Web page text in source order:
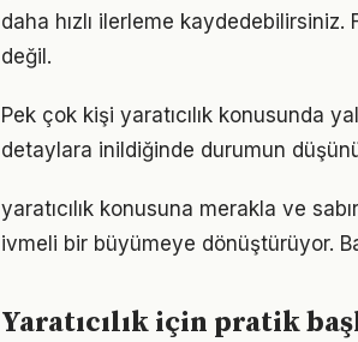
daha hızlı ilerleme
değil.
Pek çok kişi yaratıcılık konusunda
detaylara inildiğinde durumun
yaratıcılık konusuna merakla ve
ivmeli bir büyümeye dönüştürüyor.
Yaratıcılık için pratik